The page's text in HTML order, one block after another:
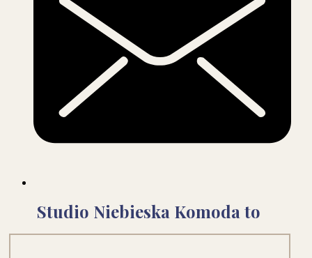
Studio Niebieska Komoda to